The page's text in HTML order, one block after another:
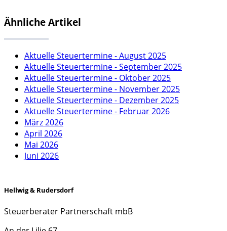
Ähnliche Artikel
Aktuelle Steuertermine - August 2025
Aktuelle Steuertermine - September 2025
Aktuelle Steuertermine - Oktober 2025
Aktuelle Steuertermine - November 2025
Aktuelle Steuertermine - Dezember 2025
Aktuelle Steuertermine - Februar 2026
März 2026
April 2026
Mai 2026
Juni 2026
Hellwig & Rudersdorf
Steuerberater Partnerschaft mbB